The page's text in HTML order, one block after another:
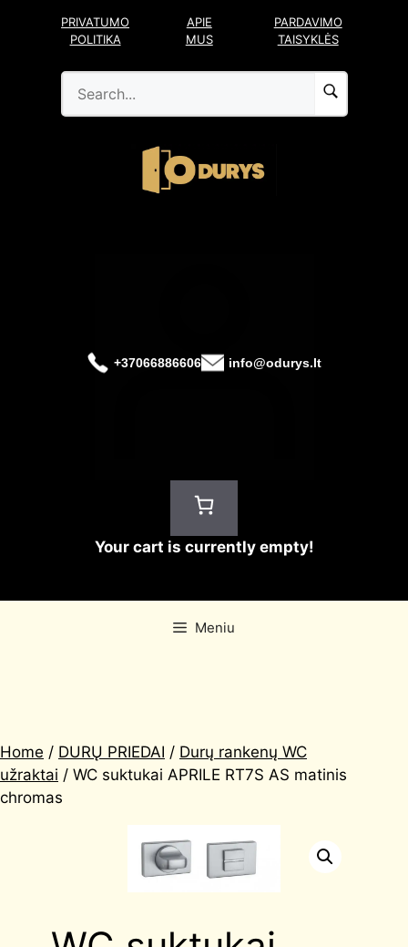
PRIVATUMO
POLITIKA
APIE
MUS
PARDAVIMO
TAISYKLĖS
+37066886606 info@odurys.lt
Your cart is currently empty!
Meniu
Home / DURŲ PRIEDAI / Durų rankenų WC
užraktai / WC suktukai APRILE RT7S AS matinis
chromas